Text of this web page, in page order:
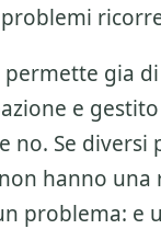
gia
e
no. Se diversi
hanno una
problema: e